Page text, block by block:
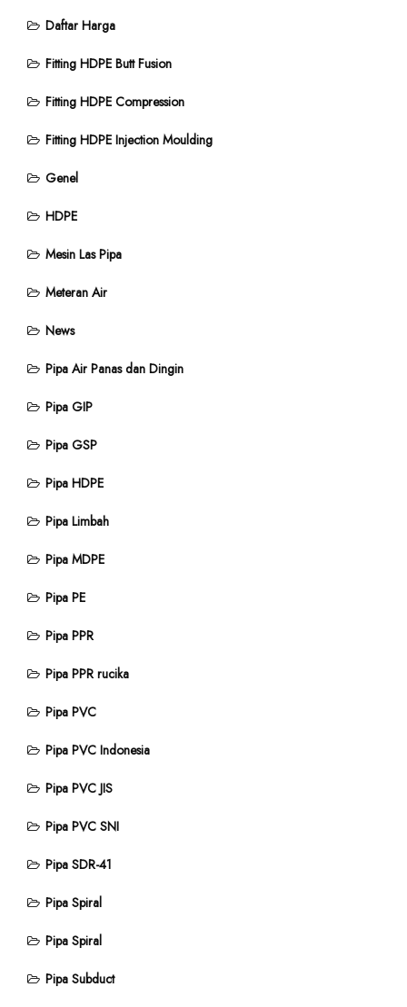
Daftar Harga
Fitting HDPE Butt Fusion
Fitting HDPE Compression
Fitting HDPE Injection Moulding
Genel
HDPE
Mesin Las Pipa
Meteran Air
News
Pipa Air Panas dan Dingin
Pipa GIP
Pipa GSP
Pipa HDPE
Pipa Limbah
Pipa MDPE
Pipa PE
Pipa PPR
Pipa PPR rucika
Pipa PVC
Pipa PVC Indonesia
Pipa PVC JIS
Pipa PVC SNI
Pipa SDR-41
Pipa Spiral
Pipa Spiral
Pipa Subduct